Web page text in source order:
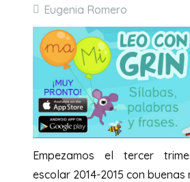
Eugenia Romero
Empezamos el tercer
escolar 2014-2015 con buenas